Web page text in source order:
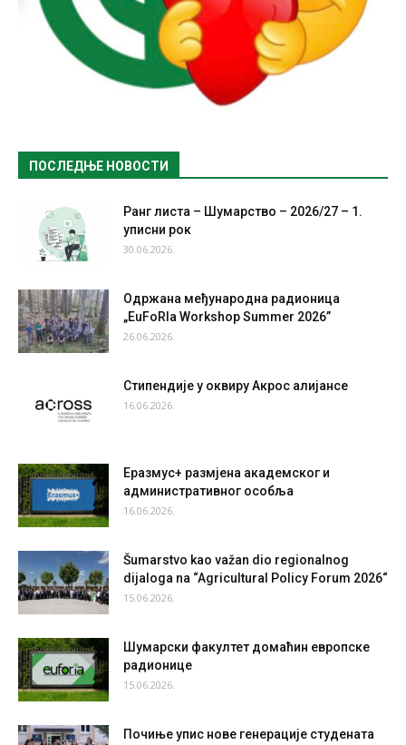
ПОСЛЕДЊЕ НОВОСТИ
Ранг листа – Шумарство – 2026/27 – 1.
уписни рок
30.06.2026.
Одржана међународна радионица
„EuFoRIa Workshop Summer 2026”
26.06.2026.
Стипендије у оквиру Акрос алијансе
16.06.2026.
Еразмус+ размјена академског и
административног особља
16.06.2026.
Šumarstvo kao važan dio regionalnog
dijaloga na “Agricultural Policy Forum 2026“
15.06.2026.
Шумарски факултет домаћин европске
радионице
15.06.2026.
Почиње упис нове генерације студената